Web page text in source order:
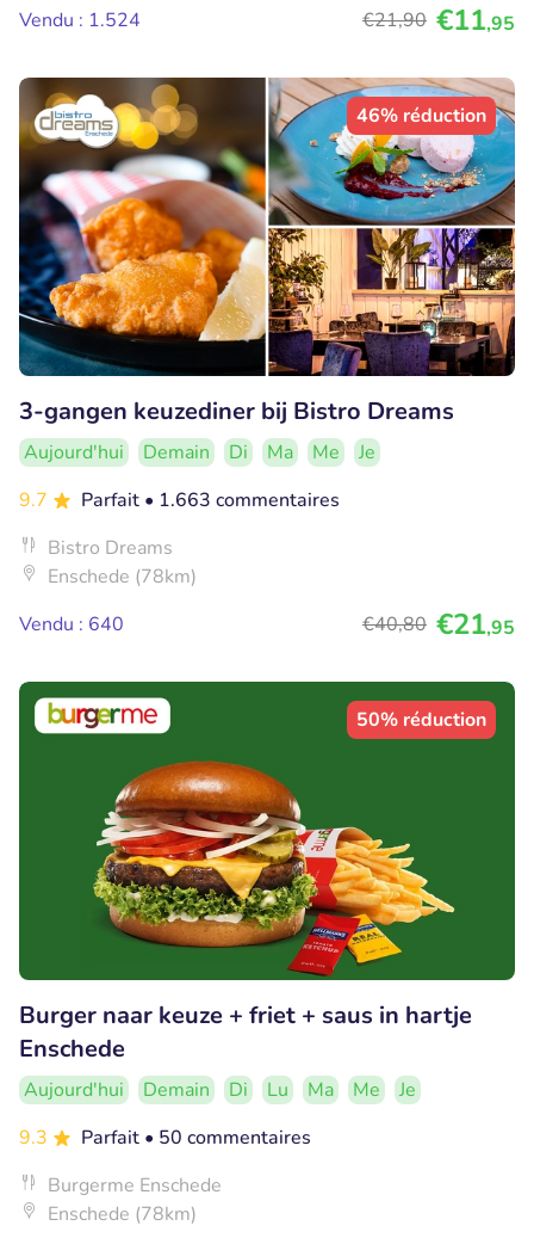
Vendu : 1.524
€21,90 €11,95
46% réduction
3-gangen keuzediner bij Bistro Dreams
Aujourd'hui Demain Di Ma Me
Je
9.7
Parfait • 1.663 commentaires
Bistro Dreams
Enschede (78km)
Vendu : 640
€40,80 €21,95
50% réduction
Burger naar keuze + friet + saus in hartje
Enschede
Aujourd'hui Demain Di Lu Ma Me
Je
9.3
Parfait • 50 commentaires
Burgerme Enschede
Enschede (78km)